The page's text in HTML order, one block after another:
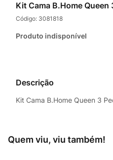
Kit Cama B.Home Queen
Código: 3081818
Produto indisponível
Descrição
Kit Cama B.Home Queen 3
Quem viu, viu também!